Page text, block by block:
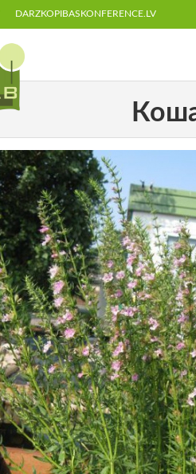
DARZKOPIBASKONFERENCE.LV